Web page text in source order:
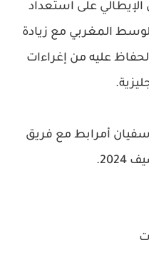
الإيطالي على استعداد
المغربي مع زيادة
عليه من إغراءات
سفيان أمرابط مع فريق